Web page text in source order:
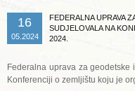
16
05.2024
FEDERALNA UPRAVA
SUDJELOVALA NA
2024.
Federalna uprava za
Konferenciji o zemljištu koju je